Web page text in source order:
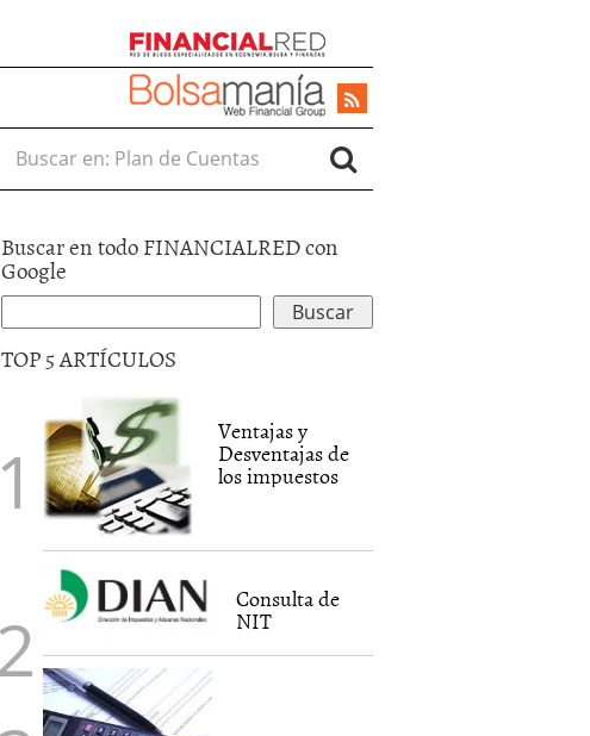
Buscar en:
Buscar en todo FINANCIALRED con
Google
TOP 5 ARTÍCULOS
Ventajas y
Desventajas de
los impuestos
Consulta de
NIT